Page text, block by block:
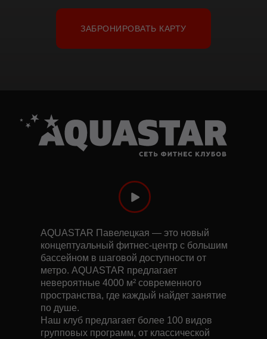
ЗАБРОНИРОВАТЬ КАРТУ
AQUASTAR Павелецкая — это новый
концептуальный фитнес-центр с большим
бассейном в шаговой доступности от
метро. AQUASTAR предлагает
невероятные 4000 м² современного
пространства, где каждый найдет занятие
по душе.
Наш клуб предлагает более 100 видов
групповых программ, от классической